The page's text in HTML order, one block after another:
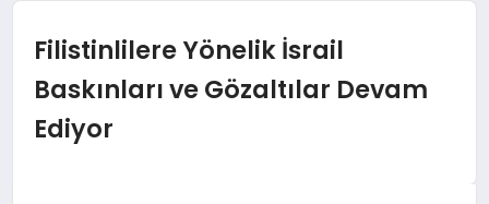
MAGAZIN
Filistinlilere Yönelik İsrail
Baskınları ve Gözaltılar Devam
Ediyor